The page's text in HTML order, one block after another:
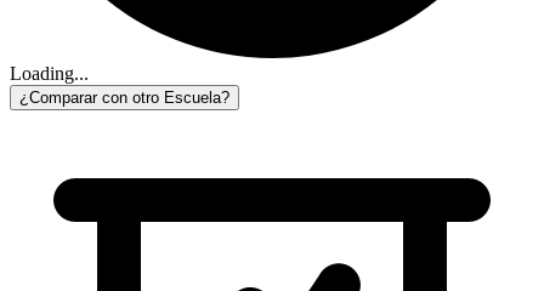
Loading...
¿Comparar con otro Escuela?